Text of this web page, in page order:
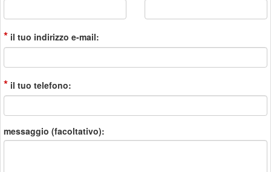
* il tuo indirizzo e-mail:
* il tuo telefono:
messaggio (facoltativo):